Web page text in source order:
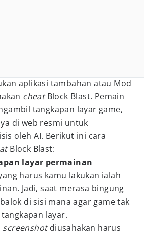
aplikasi tambahan atau Mod
cheatBlock Blast. Pemain
tangkapan layar game,
di web resmi untuk
oleh AI. Berikut ini cara
Block Blast:
layar permainan
harus kamu lakukan ialah
Jadi, saat merasa bingung
di sisi mana agar game tak
layar.
screenshotdiusahakan harus